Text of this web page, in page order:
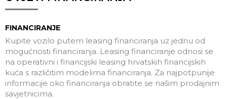
FINANCIRANJE
Kupite vozilo putem leasing financiranja uz jednu od
mogućnosti financiranja. Leasing financiranje odnosi se
na operativni i financijski leasing hrvatskih financijskih
kuća s različitim modelima financiranja. Za najpotpunije
informacije oko financiranja obratite se našim prodajnim
savjetnicima.